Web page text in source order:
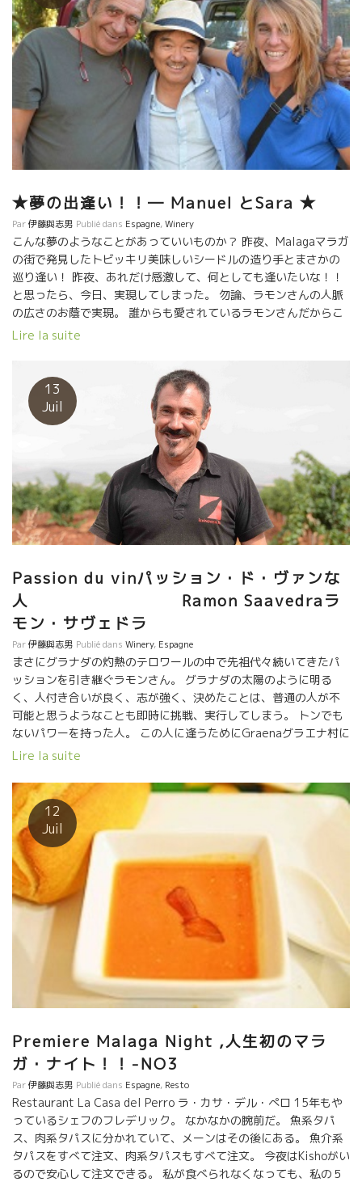
★夢の出逢い！！― Manuel とSara ★
Par伊藤與志男 Publié dans Espagne,Winery
こんな夢のようなことがあっていいものか？ 昨夜、Malagaマラガ
の街で発見したトビッキリ美味しいシードルの造り手とまさかの
巡り逢い！ 昨夜、あれだけ感激して、何としても逢いたいな！！
と思ったら、今日、実現してしまった。 勿論、ラモンさんの人脈
の広さのお蔭で実現。 誰からも愛されているラモンさんだからこ
そできる仕業。 な・なんんと2000mの山の上で特殊な品種のリン
落ちつた紳士風のマニュエル、北イタリアの銀行ウ－マンからグ
ラナダの山へやって来たサラさん。 気持ちの良いカップルだ。 マ
ニュエルさんのシードルは生産量も少ないし、地元だけで完売し
てしまう人気もの。 まさか日本人が自分のシードルに興味を示す
とは思ってもいなかったようす。 何とか分けてもらって、日本の
皆さんにも楽しんでもらいたい。 これは開拓人の使命だ。 一種類
だけかと、思っていたら数種類のシードルを造っていた。 スカッ
と爽やか７度の軽快なシードル。暑い日本で風呂上がりに浴衣で
ゴクンとやりたい。 酸がビシッとありながらも深い風味のあるも
のもあり。 近々に日本に送り届けたい。お楽しみに！！
Lire la suite
13
Juil
Passion du vinパッション・ド・ヴァンな
人 Ramon Saavedraラ
モン・サヴェドラ
Par伊藤與志男 Publié dans Winery, Espagne
まさにグラナダの灼熱のテロワールの中で先祖代々続いてきたパ
ッションを引き継ぐラモンさん。 グラナダの太陽のように明る
く、人付き合いが良く、志が強く、決めたことは、普通の人が不
可能と思うようなことも即時に挑戦、実行してしまう。 トンでも
ないパワーを持った人。 この人に逢うためにGraenaグラエナ村に
やって来た。 ワインのこと、土壌のこと、気候のこと、ここの独
た。 まるでフラメンコを見ているようなキレのよい手足の動き、
多彩な顔の表現。 凄い人と巡り逢えた。昨夜、飲んだワイン、シ
ードルの造り手の話しをしたら、即、電話して、今日のお昼に全
員がこの村に来てくれるように手配してくれた。奇跡のようなこ
とを、居合の一振りのような素早さでかたずけてしまった。 昨
夜、どうしても逢いたいと強く思ったことが実現してしまいそ
う。凄いことだ。願ってみるものだ。 ワインは人だ。 こんな人
が造るワイン、ただものではないに決まっている！！
Lire la suite
12
Juil
Premiere Malaga Night ,人生初のマラ
ガ・ナイト！！-NO3
Par伊藤與志男 Publié dans Espagne, Resto
Restaurant La Casa del Perro ラ・カサ・デル・ぺロ 15年もや
っているシェフのフレデリック。 なかなかの腕前だ。 魚系タパ
ス、肉系タパスに分かれていて、メーンはその後にある。 魚介系
タパスをすべて注文、肉系タパスもすべて注文。 今夜はKishoがい
るので安心して注文できる。 私が食べられなくなっても、私の５